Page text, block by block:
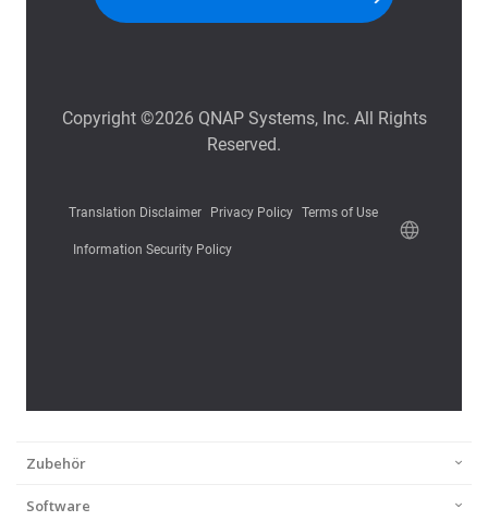
Zubehör
Software